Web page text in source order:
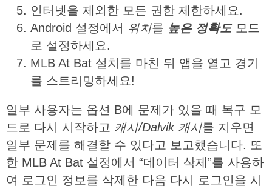
인터넷을 제외한 모든 권한 제한하세요.
Android 설정에서 위치를 높은 정확도모드
로 설정하세요.
MLB At Bat 설치를 마친 뒤 앱을 열고 경기
를 스트리밍하세요!
일부 사용자는 옵션 B에 문제가 있을 때 복구 모
드로 다시 시작하고 캐시/Dalvik 캐시를 지우면
일부 문제를 해결할 수 있다고 보고했습니다. 또
한 MLB At Bat 설정에서 “데이터 삭제”를 사용하
여 로그인 정보를 삭제한 다음 다시 로그인을 시